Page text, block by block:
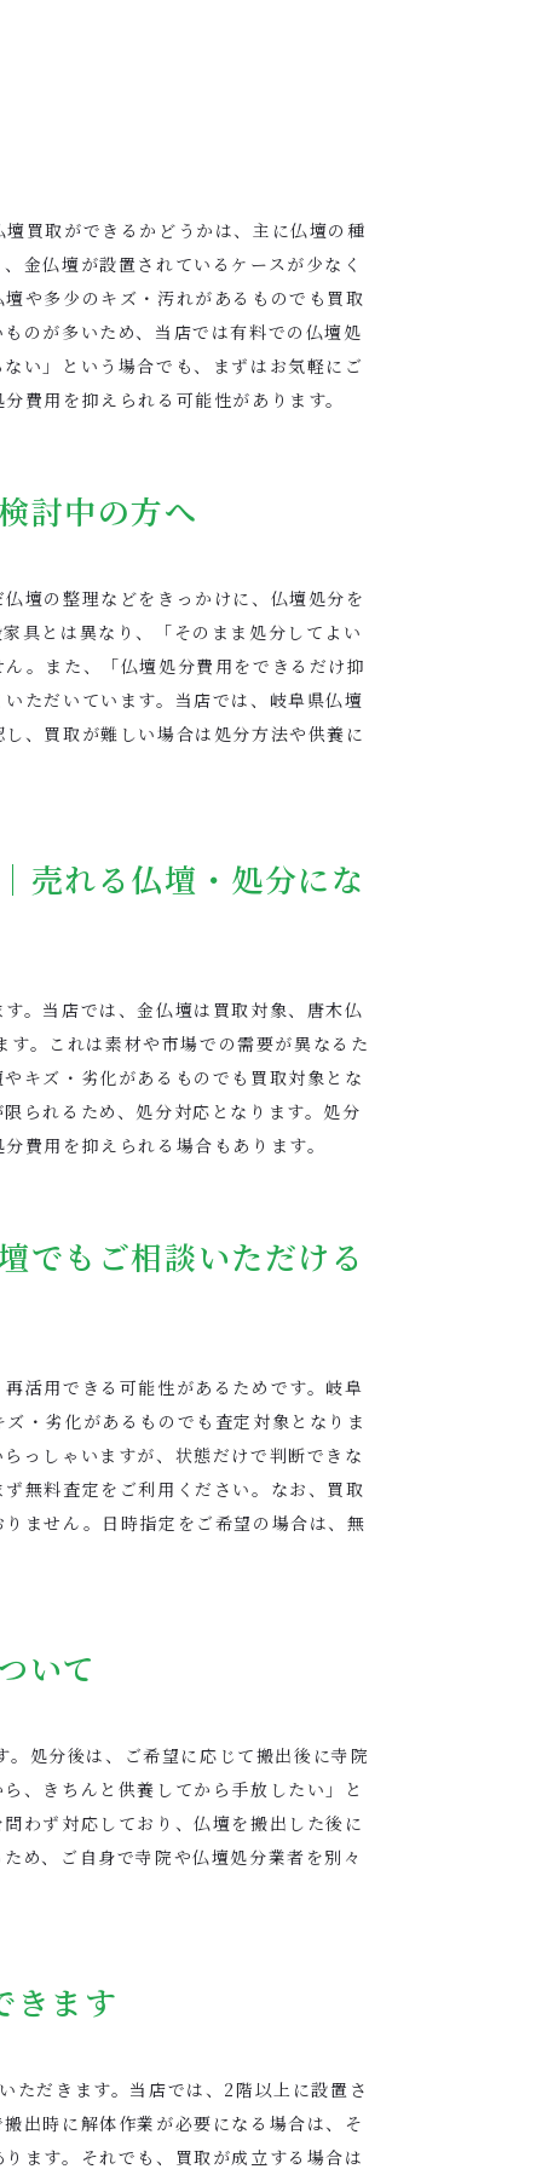
買取ができるかどうかは、主に仏壇の種
金仏壇が設置されているケースが少なく
や多少のキズ・汚れがあるものでも買取
のが多いため、当店では有料での仏壇処
い」という場合でも、まずはお気軽にご
費用を抑えられる可能性があります。
討中の方へ
壇の整理などをきっかけに、仏壇処分を
具とは異なり、「そのまま処分してよい
。また、「仏壇処分費用をできるだけ抑
ただいています。当店では、岐阜県仏壇
、買取が難しい場合は処分方法や供養に
売れる仏壇・処分にな
。当店では、金仏壇は買取対象、唐木仏
。これは素材や市場での需要が異なるた
キズ・劣化があるものでも買取対象とな
られるため、処分対応となります。処分
費用を抑えられる場合もあります。
でもご相談いただける
活用できる可能性があるためです。岐阜
・劣化があるものでも査定対象となりま
っしゃいますが、状態だけで判断できな
無料査定をご利用ください。なお、買取
ません。日時指定をご希望の場合は、無
いて
処分後は、ご希望に応じて搬出後に寺院
、きちんと供養してから手放したい」と
わず対応しており、仏壇を搬出した後に
め、ご自身で寺院や仏壇処分業者を別々
きます
ただきます。当店では、2階以上に設置さ
出時に解体作業が必要になる場合は、そ
ます。それでも、買取が成立する場合は